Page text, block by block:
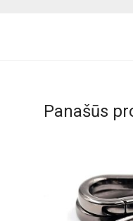
Panašūs